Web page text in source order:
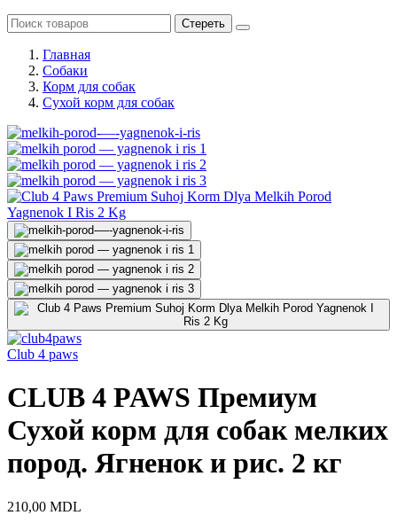
Стереть
Главная
Cобаки
Корм для собак
Сухой корм для собак
Club 4 paws
CLUB 4 PAWS Премиум
Сухой корм для собак мелких
пород. Ягненок и рис. 2 кг
210,00 MDL